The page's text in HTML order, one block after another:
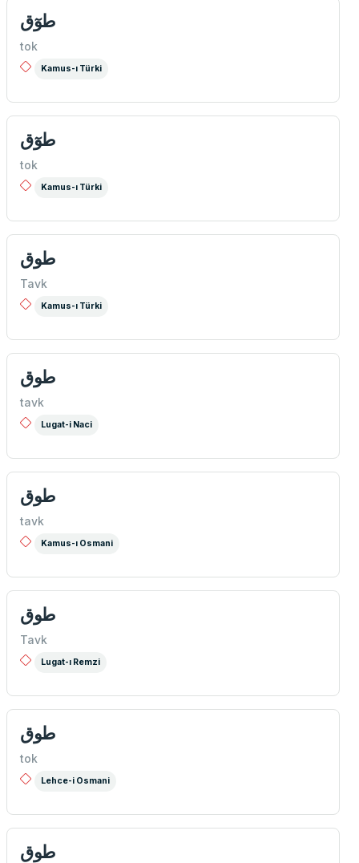
طوٓق
tok
Kamus-ı Türki
طوٓق
tok
Kamus-ı Türki
طوق
Tavk
Kamus-ı Türki
طوق
tavk
Lugat-i Naci
طوق
tavk
Kamus-ı Osmani
طوق
Tavk
Lugat-ı Remzi
طوق
tok
Lehce-i Osmani
طوق